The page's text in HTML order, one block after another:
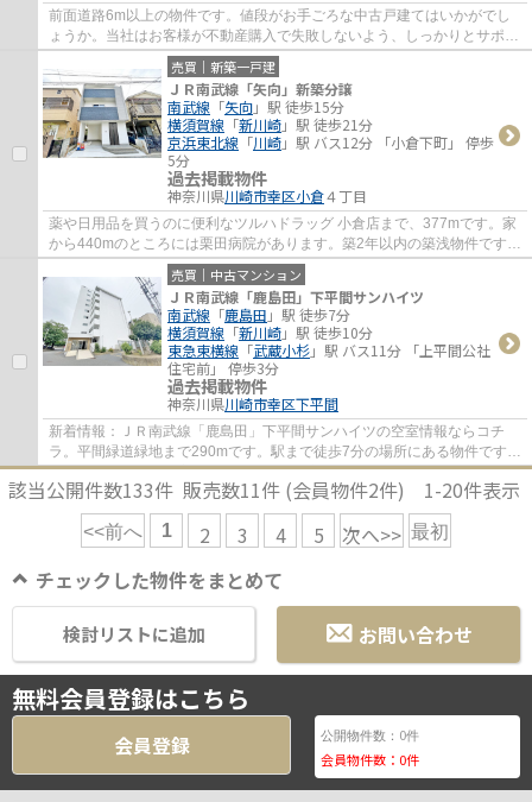
前面道路6m以上の物件です。値段がお手ごろな中古戸建てはいかがでし
ょうか。当社はお客様が不動産購入で失敗しないよう、しっかりとサポー
ト致します。経験豊富なスタッフが丁寧に不...
売買｜新築一戸建
ＪＲ南武線「矢向」新築分譲
南武線 「矢向」駅 徒歩15分
横須賀線 「新川崎」駅 徒歩21分
京浜東北線 「川崎」駅 バス12分 「小倉下町」 停歩
5分
過去掲載物件
神奈川県川崎市幸区小倉４丁目
薬や日用品を買うのに便利なツルハドラッグ 小倉店まで、377mです。家
から440mのところには栗田病院があります。築2年以内の築浅物件です。
駅まで徒歩15分でアクセス可能です。南武線...
売買｜中古マンション
ＪＲ南武線「鹿島田」下平間サンハイツ
南武線 「鹿島田 」駅 徒歩7分
横須賀線 「新川崎」駅 徒歩10分
東急東横線 「武蔵小杉」駅 バス11分 「上平間公社
住宅前」 停歩3分
過去掲載物件
神奈川県川崎市幸区下平間
新着情報：ＪＲ南武線「鹿島田」下平間サンハイツの空室情報ならコチ
ラ。平間緑道緑地まで290mです。駅まで徒歩7分の場所にある物件です。
中古ながらも綺麗な室内と魅力的な住環境のマ...
該当公開件数133件 販売数11件 (会員物件2件) 1-20件表示
<<前へ 1 2 3 4 5 次へ>> 最初
チェックした物件をまとめて
お問い合わせ
検討リストに追加
無料会員登録はこちら
会員登録 公開物件数： 0件
会員物件数： 0件